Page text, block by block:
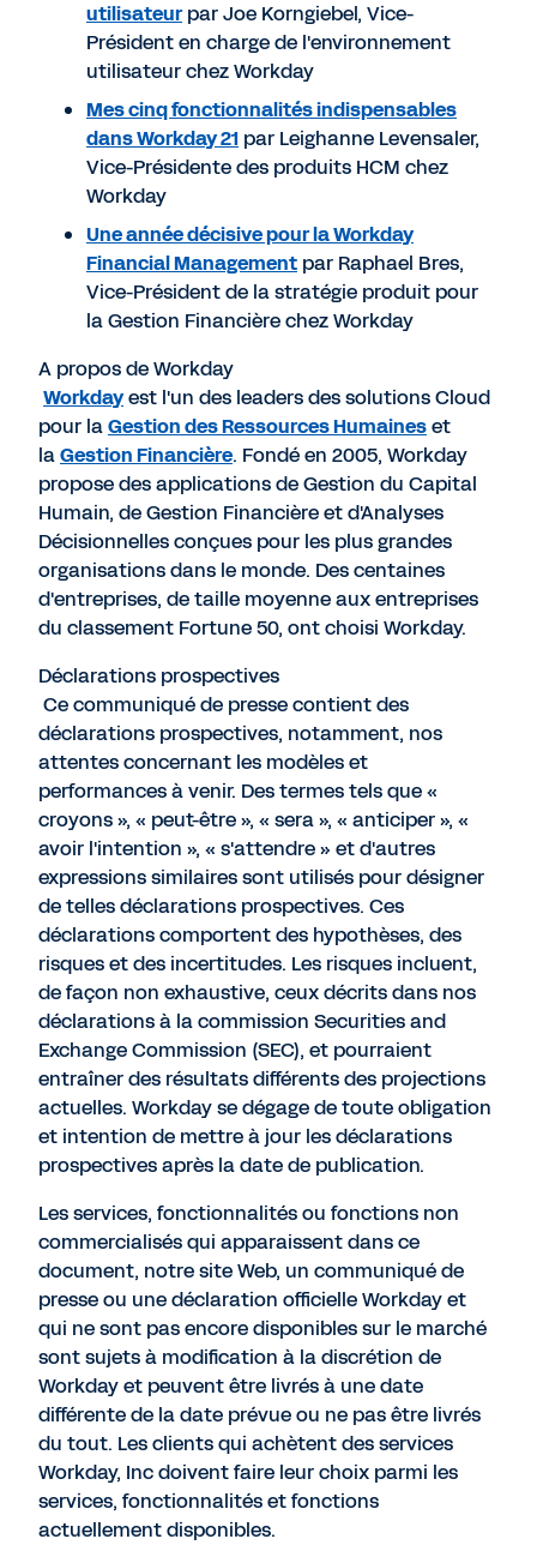
utilisateurpar Joe Korngiebel, Vice-
Président en charge de l'environnement
utilisateur chez Workday
Mes cinq fonctionnalités indispensables
dans Workday 21 par Leighanne Levensaler,
Vice-Présidente des produits HCM chez
Workday
Une année décisive pour la Workday
Financial Management par Raphael Bres,
Vice-Président de la stratégie produit pour
la Gestion Financière chez Workday
A propos de Workday
Workdayest l'un des leaders des solutions Cloud
pour laGestion des Ressources Humaineset
laGestion Financière. Fondé en 2005, Workday
propose des applications de Gestion du Capital
Humain, de Gestion Financière et d'Analyses
Décisionnelles conçues pour les plus grandes
organisations dans le monde. Des centaines
d'entreprises, de taille moyenne aux entreprises
du classement Fortune 50, ont choisi Workday.
Déclarations prospectives
Ce communiqué de presse contient des
déclarations prospectives, notamment, nos
attentes concernant les modèles et
performances à venir. Des termes tels que «
croyons », « peut-être », « sera », « anticiper », «
avoir l'intention », « s'attendre » et d'autres
expressions similaires sont utilisés pour désigner
de telles déclarations prospectives. Ces
déclarations comportent des hypothèses, des
risques et des incertitudes. Les risques incluent,
de façon non exhaustive, ceux décrits dans nos
déclarations à la commission Securities and
Exchange Commission (SEC), et pourraient
entraîner des résultats différents des projections
actuelles. Workday se dégage de toute obligation
et intention de mettre à jour les déclarations
prospectives après la date de publication.
Les services, fonctionnalités ou fonctions non
commercialisés qui apparaissent dans ce
document, notre site Web, un communiqué de
presse ou une déclaration officielle Workday et
qui ne sont pas encore disponibles sur le marché
sont sujets à modification à la discrétion de
Workday et peuvent être livrés à une date
différente de la date prévue ou ne pas être livrés
du tout. Les clients qui achètent des services
Workday, Inc doivent faire leur choix parmi les
services, fonctionnalités et fonctions
actuellement disponibles.